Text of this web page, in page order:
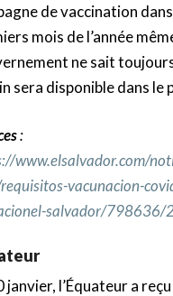
de vaccination
mois de l’année
ne sait
sera disponible dans le
:
www.elsalvador.com/
vacunacion-
salvador/798636/
janvier, l’Équateur a